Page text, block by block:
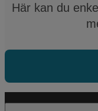
Här kan du